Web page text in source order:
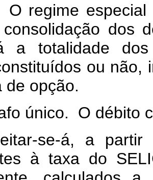
regime especial
dos
a totalidade
ou não,
de opção.
único. O débito
se-á, a partir
à taxa do